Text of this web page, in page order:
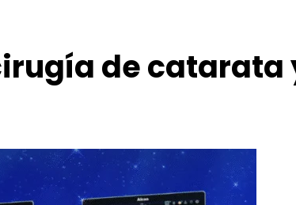
de catarata